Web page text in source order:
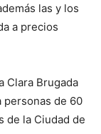
las y los
a precios
Clara Brugada
personas de 60
de la Ciudad de